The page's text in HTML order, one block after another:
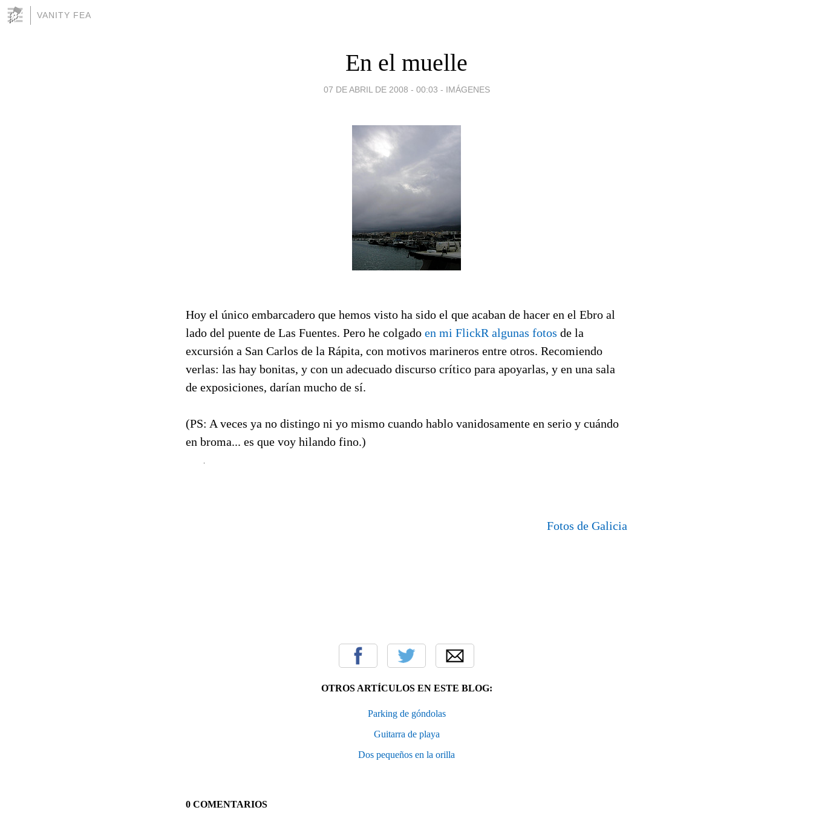
VANITY FEA
En el muelle
07 DE ABRIL DE 2008 - 00:03 - IMÁGENES
Hoy el único embarcadero que hemos visto ha sido el que acaban de hacer en el Ebro al
lado del puente de Las Fuentes. Pero he colgado en mi FlickR algunas fotos de la
excursión a San Carlos de la Rápita, con motivos marineros entre otros. Recomiendo
verlas: las hay bonitas, y con un adecuado discurso crítico para apoyarlas, y en una sala
de exposiciones, darían mucho de sí.
(PS: A veces ya no distingo ni yo mismo cuando hablo vanidosamente en serio y cuándo
en broma... es que voy hilando fino.)
Fotos de Galicia
OTROS ARTÍCULOS EN ESTE BLOG:
Parking de góndolas
Guitarra de playa
Dos pequeños en la orilla
0 COMENTARIOS